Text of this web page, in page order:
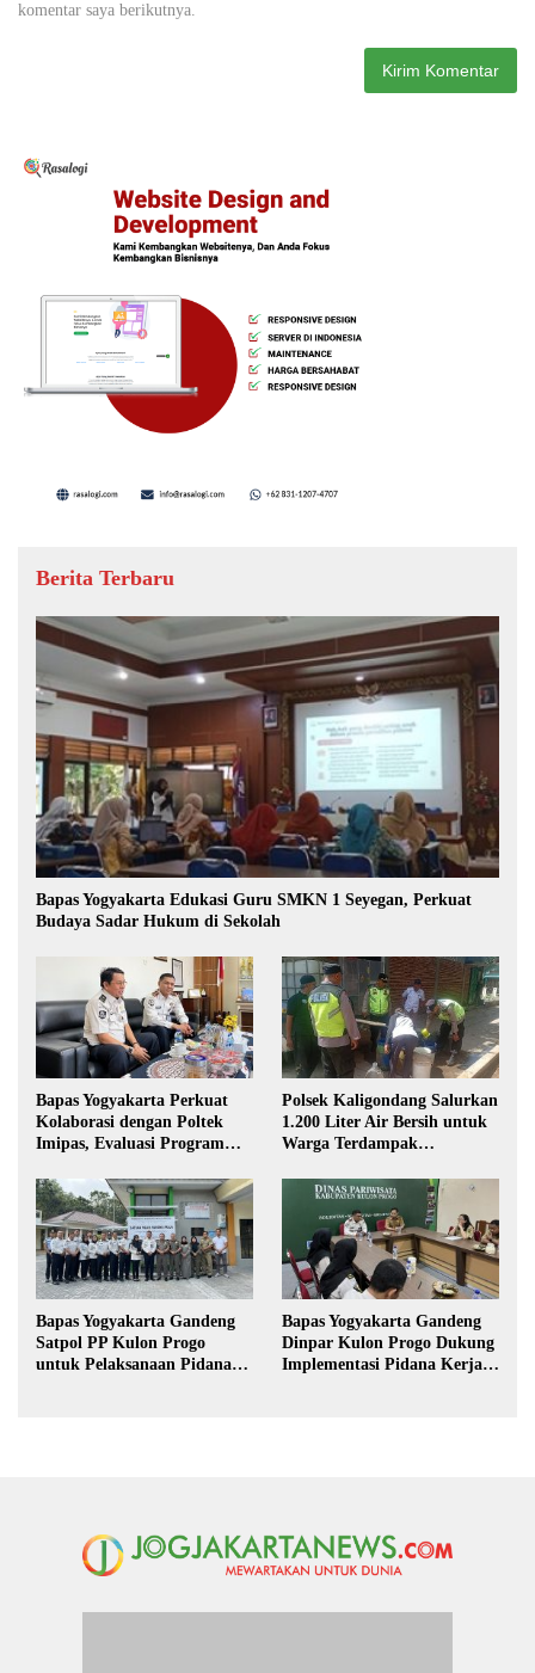
komentar saya berikutnya.
Berita Terbaru
Bapas Yogyakarta Edukasi Guru SMKN 1 Seyegan, Perkuat
Budaya Sadar Hukum di Sekolah
Bapas Yogyakarta Perkuat
Kolaborasi dengan Poltek
Imipas, Evaluasi Program
Polsek Kaligondang Salurkan
1.200 Liter Air Bersih untuk
Warga Terdampak
Bapas Yogyakarta Gandeng
Satpol PP Kulon Progo
untuk Pelaksanaan Pidana
Bapas Yogyakarta Gandeng
Dinpar Kulon Progo Dukung
Implementasi Pidana Kerja